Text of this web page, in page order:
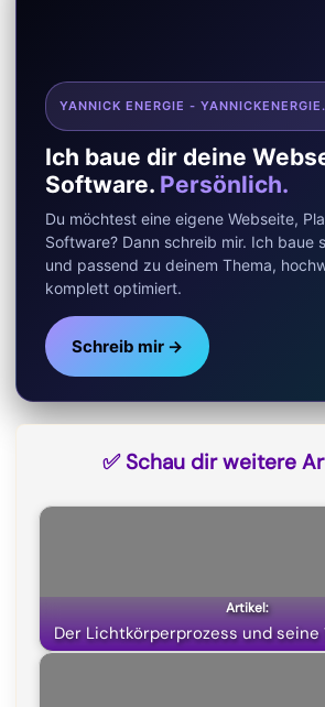
o
k
r
m
A
p
YANNICK ENERGIE -
Ich baue dir deine
Software. Persönlich.
Du möchtest eine eigene Webseite,
Software? Dann schreib mir. Ich baue
und passend zu deinem Thema,
komplett optimiert.
Schreib mir →
✅ Schau dir weitere
Der Lichtkörperprozess und seine